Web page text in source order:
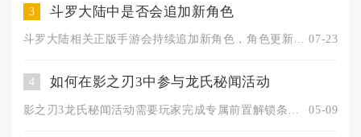
3 斗罗大陆中是否会追加新角色
斗罗大陆相关正版手游会持续追加新角色，角色更新属于长期运营的... 07-23
4 如何在影之刃3中参与龙氏秘闻活动
05-09